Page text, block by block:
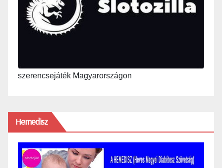
szerencsejáték Magyarországon
Hemedisz